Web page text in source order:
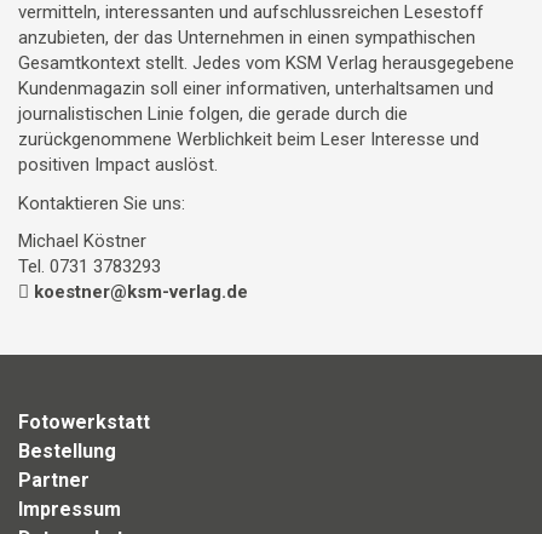
vermitteln, interessanten und aufschlussreichen Lesestoff
anzubieten, der das Unternehmen in einen sympathischen
Gesamtkontext stellt. Jedes vom KSM Verlag herausgegebene
Kundenmagazin soll einer informativen, unterhaltsamen und
journalistischen Linie folgen, die gerade durch die
zurückgenommene Werblichkeit beim Leser Interesse und
positiven Impact auslöst.
Kontaktieren Sie uns:
Michael Köstner
Tel. 0731 3783293
koestner@ksm-verlag.de
Fotowerkstatt
Bestellung
Partner
Impressum